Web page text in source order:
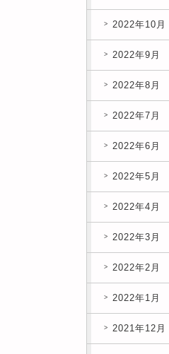
2022年10月
2022年9月
2022年8月
2022年7月
2022年6月
2022年5月
2022年4月
2022年3月
2022年2月
2022年1月
2021年12月